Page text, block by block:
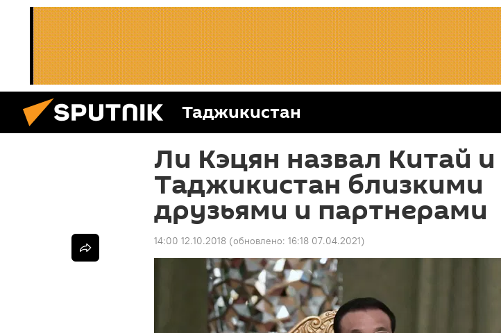
Таджикистан
Ли Кэцян назвал Китай и
Таджикистан близкими
друзьями и партнерами
14:00 12.10.2018 (обновлено: 16:18 07.04.2021)